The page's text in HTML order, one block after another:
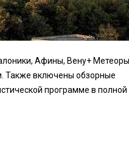
Афины, Вену+ Метеоры.
Также включены обзорные
программе в полной